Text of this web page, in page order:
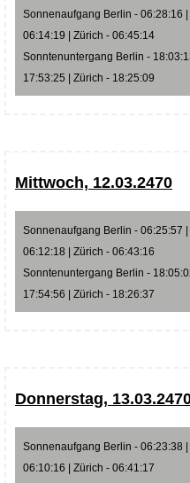
Sonnenaufgang Berlin - 06:28:16
06:14:19 | Zürich - 06:45:14
Sonntenuntergang Berlin -
17:53:25 | Zürich - 18:25:09
Mittwoch, 12.03.2470
Sonnenaufgang Berlin - 06:25:57
06:12:18 | Zürich - 06:43:16
Sonntenuntergang Berlin -
17:54:56 | Zürich - 18:26:37
Donnerstag,
Sonnenaufgang Berlin - 06:23:38
06:10:16 | Zürich - 06:41:17